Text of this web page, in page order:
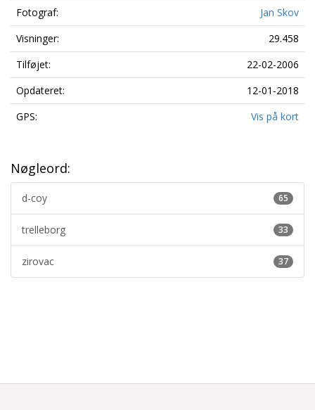
Fotograf:
Jan Skov
Visninger:
29.458
Tilføjet:
22-02-2006
Opdateret:
12-01-2018
GPS:
Vis på kort
Nøgleord:
65
d-coy
33
trelleborg
37
zirovac